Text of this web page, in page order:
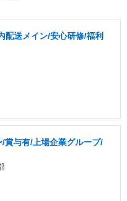
配送メイン/安心研修/福利
賞与有/上場企業グループ/